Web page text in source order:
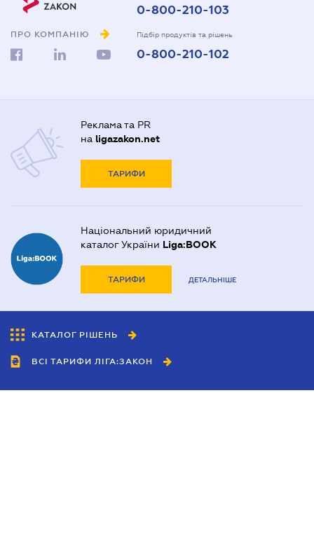
ПРО КОМПАНІЮ
0-800-210-103
Підбір продуктів та рішень
0-800-210-102
Реклама та PR
на ligazakon.net
ТАРИФИ
Національний юридичний
каталог України Liga:BOOK
ТАРИФИ ДЕТАЛЬНІШЕ
КАТАЛОГ РІШЕНЬ
ВСІ ТАРИФИ ЛІГА:ЗАКОН